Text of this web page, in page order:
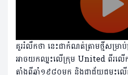
គួររំលឹកថា នេះជាកំណត់ត្រាមថ្មីសម្រ
អាចយកឈ្នះលើក្រុម United ពីរលើ
តាំងពីឆ្នាំ១៩៨០មក និងជាជ័យជម្នះលើ